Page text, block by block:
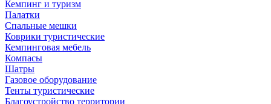
Кемпинг и туризм
Палатки
Спальные мешки
Коврики туристические
Кемпинговая мебель
Компасы
Шатры
Газовое оборудование
Тенты туристические
Благоустройство территории